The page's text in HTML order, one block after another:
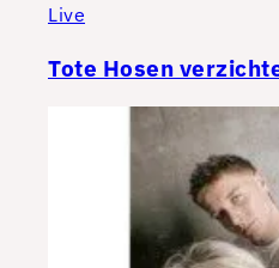
Live
Tote Hosen